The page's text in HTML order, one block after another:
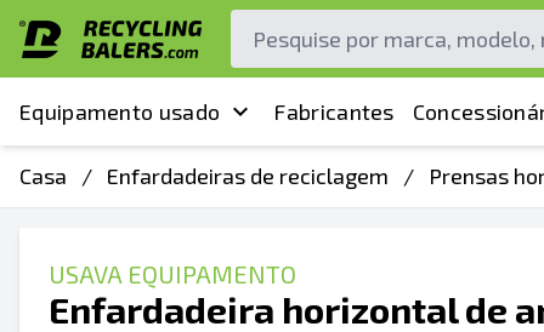
Equipamento usado Fabricantes
Casa / Enfardadeiras de reciclagem / Prensas
USAVA EQUIPAMENTO
Enfardadeira horizontal de